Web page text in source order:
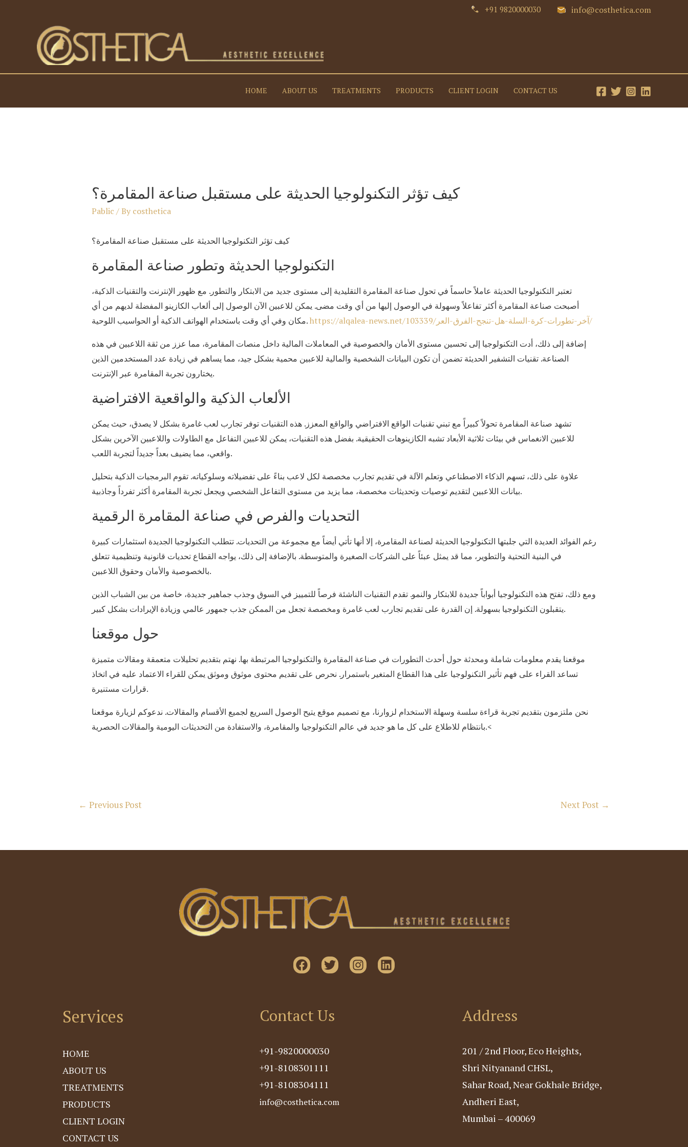
+91 9820000030 info@costhetica.com
HOME ABOUT US TREATMENTS PRODUCTS CLIENT LOGIN CONTACT US
كيف تؤثر التكنولوجيا الحديثة على مستقبل صناعة المقامرة؟
Pablic / By costhetica
كيف تؤثر التكنولوجيا الحديثة على مستقبل صناعة المقامرة؟
التكنولوجيا الحديثة وتطور صناعة المقامرة
تعتبر التكنولوجيا الحديثة عاملاً حاسماً في تحول صناعة المقامرة التقليدية إلى مستوى جديد من الابتكار والتطور. مع ظهور الإنترنت والتقنيات الذكية،
أصبحت صناعة المقامرة أكثر تفاعلاً وسهولة في الوصول إليها من أي وقت مضى. يمكن للاعبين الآن الوصول إلى ألعاب الكازينو المفضلة لديهم من أي
مكان وفي أي وقت باستخدام الهواتف الذكية أو الحواسيب اللوحية.
https://alqalea-news.net/103339/آخر-تطورات-كرة-السلة-هل-تنجح-الفرق-العر/
إضافة إلى ذلك، أدت التكنولوجيا إلى تحسين مستوى الأمان والخصوصية في المعاملات المالية داخل منصات المقامرة، مما عزز من ثقة اللاعبين في هذه
الصناعة. تقنيات التشفير الحديثة تضمن أن تكون البيانات الشخصية والمالية للاعبين محمية بشكل جيد، مما يساهم في زيادة عدد المستخدمين الذين
يختارون تجربة المقامرة عبر الإنترنت.
الألعاب الذكية والواقعية الافتراضية
تشهد صناعة المقامرة تحولاً كبيراً مع تبني تقنيات الواقع الافتراضي والواقع المعزز. هذه التقنيات توفر تجارب لعب غامرة بشكل لا يصدق، حيث يمكن
للاعبين الانغماس في بيئات ثلاثية الأبعاد تشبه الكازينوهات الحقيقية. بفضل هذه التقنيات، يمكن للاعبين التفاعل مع الطاولات واللاعبين الآخرين بشكل
واقعي، مما يضيف بعداً جديداً لتجربة اللعب.
علاوة على ذلك، تسهم الذكاء الاصطناعي وتعلم الآلة في تقديم تجارب مخصصة لكل لاعب بناءً على تفضيلاته وسلوكياته. تقوم البرمجيات الذكية بتحليل
بيانات اللاعبين لتقديم توصيات وتحديثات مخصصة، مما يزيد من مستوى التفاعل الشخصي ويجعل تجربة المقامرة أكثر تفرداً وجاذبية.
التحديات والفرص في صناعة المقامرة الرقمية
رغم الفوائد العديدة التي جلبتها التكنولوجيا الحديثة لصناعة المقامرة، إلا أنها تأتي أيضاً مع مجموعة من التحديات. تتطلب التكنولوجيا الجديدة استثمارات كبيرة
في البنية التحتية والتطوير، مما قد يمثل عبئاً على الشركات الصغيرة والمتوسطة. بالإضافة إلى ذلك، يواجه القطاع تحديات قانونية وتنظيمية تتعلق
بالخصوصية والأمان وحقوق اللاعبين.
ومع ذلك، تفتح هذه التكنولوجيا أبواباً جديدة للابتكار والنمو. تقدم التقنيات الناشئة فرصاً للتمييز في السوق وجذب جماهير جديدة، خاصة من بين الشباب الذين
يتقبلون التكنولوجيا بسهولة. إن القدرة على تقديم تجارب لعب غامرة ومخصصة تجعل من الممكن جذب جمهور عالمي وزيادة الإيرادات بشكل كبير.
حول موقعنا
موقعنا يقدم معلومات شاملة ومحدثة حول أحدث التطورات في صناعة المقامرة والتكنولوجيا المرتبطة بها. نهتم بتقديم تحليلات متعمقة ومقالات متميزة
تساعد القراء على فهم تأثير التكنولوجيا على هذا القطاع المتغير باستمرار. نحرص على تقديم محتوى موثوق وموثق يمكن للقراء الاعتماد عليه في اتخاذ
قرارات مستنيرة.
نحن ملتزمون بتقديم تجربة قراءة سلسة وسهلة الاستخدام لزوارنا، مع تصميم موقع يتيح الوصول السريع لجميع الأقسام والمقالات. ندعوكم لزيارة موقعنا
بانتظام للاطلاع على كل ما هو جديد في عالم التكنولوجيا والمقامرة، والاستفادة من التحديثات اليومية والمقالات الحصرية.<
← Previous Post Next Post →
Services
HOME
ABOUT US
TREATMENTS
PRODUCTS
CLIENT LOGIN
CONTACT US
Contact Us
+91-9820000030
+91-8108301111
+91-8108304111
info@costhetica.com
Address
201 / 2nd Floor, Eco Heights,
Shri Nityanand CHSL,
Sahar Road, Near Gokhale Bridge,
Andheri East,
Mumbai – 400069